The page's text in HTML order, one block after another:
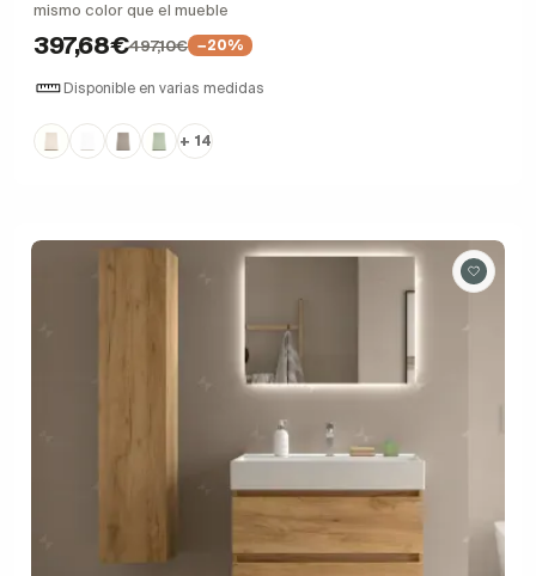
mismo color que el mueble
397,68€497,10€ −20%
Disponible en varias medidas
+ 14